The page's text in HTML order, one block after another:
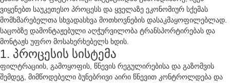
ვიყენებთ საუკეთესო პროცესს და ყველაზე ეკონომიურ სქემას
მომხმარებელთა სხვადასხვა მოთხოვნების დასაკმაყოფილებლად.
საცობზე დამონტაჟებული აღჭურვილობა ტრანსპორტირებას და
მონტაჟს უფრო მოსახერხებელს ხდის.
1. პროცესის სისტემა
ფილტრაციის, გამოყოფის, წნევის რეგულირებისა და გაზომვის
შემდეგ, მიმწოდებელი ბუნებრივი აირი წნევით კონტროლდება და